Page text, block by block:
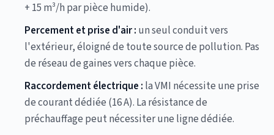
+ 15 m³/h par pièce humide).
Percement et prise d'air : un seul conduit vers
l'extérieur, éloigné de toute source de pollution. Pas
de réseau de gaines vers chaque pièce.
Raccordement électrique : la VMI nécessite une prise
de courant dédiée (16 A). La résistance de
préchauffage peut nécessiter une ligne dédiée.